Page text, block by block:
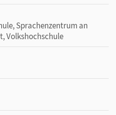
Sprachenzentrum an
Volkshochschule